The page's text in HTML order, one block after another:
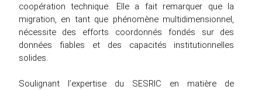
coopération technique. Elle a fait remarquer que la
migration, en tant que phénomène multidimensionnel,
nécessite des efforts coordonnés fondés sur des
données fiables et des capacités institutionnelles
solides.
Soulignant l’expertise du SESRIC en matière de